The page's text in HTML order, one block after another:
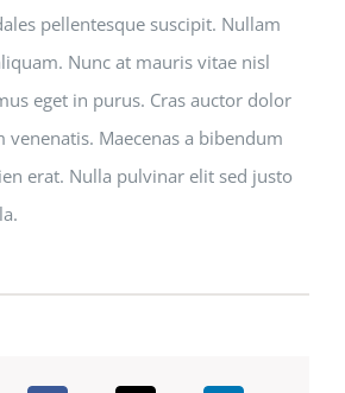
pellentesque suscipit. Nullam
Nunc at mauris vitae nisl
eget in purus. Cras auctor dolor
venenatis. Maecenas a bibendum
erat. Nulla pulvinar elit sed justo